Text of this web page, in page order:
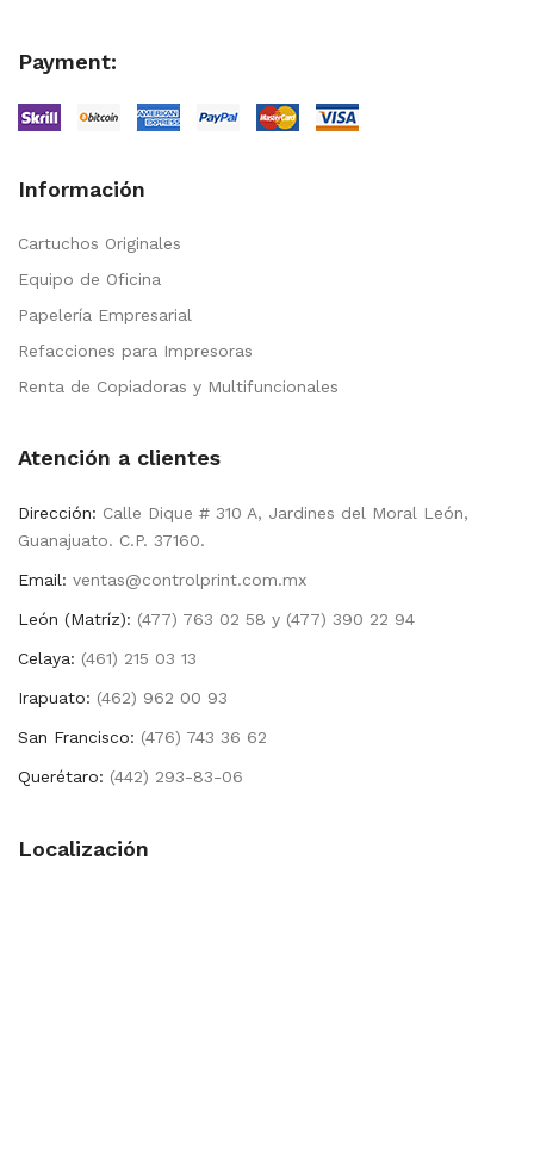
Payment:
Información
Cartuchos Originales
Equipo de Oficina
Papelería Empresarial
Refacciones para Impresoras
Renta de Copiadoras y Multifuncionales
Atención a clientes
Dirección: Calle Dique # 310 A, Jardines del Moral León,
Guanajuato. C.P. 37160.
Email: ventas@controlprint.com.mx
León (Matríz): (477) 763 02 58 y (477) 390 22 94
Celaya: (461) 215 03 13
Irapuato: (462) 962 00 93
San Francisco: (476) 743 36 62
Querétaro: (442) 293-83-06
Localización